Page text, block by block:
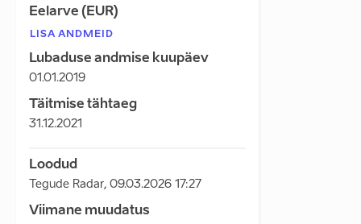
Eelarve (EUR)
LISA ANDMEID
Lubaduse andmise kuupäev
01.01.2019
Täitmise tähtaeg
31.12.2021
Loodud
Tegude Radar, 09.03.2026 17:27
Viimane muudatus